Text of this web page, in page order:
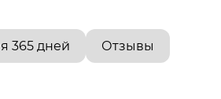
365 дней Отзывы